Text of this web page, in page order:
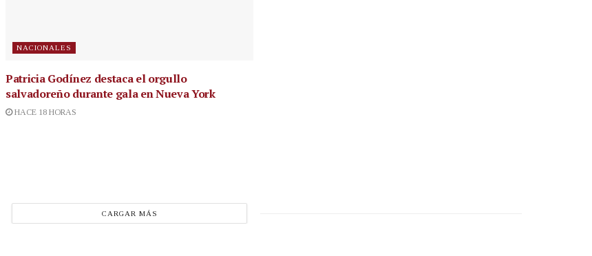
NACIONALES
Patricia Godínez destaca el orgullo
salvadoreño durante gala en Nueva York
HACE 18 HORAS
CARGAR MÁS